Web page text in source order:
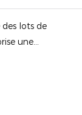
lots de
une